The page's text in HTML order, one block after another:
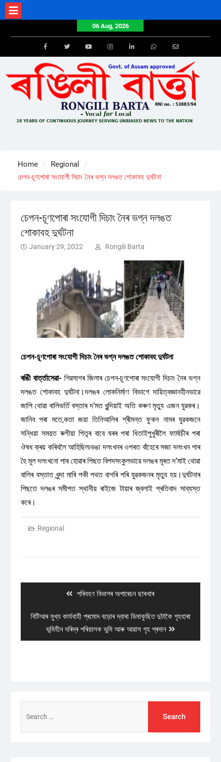
Skip
to
06 Aug, 2026
FacebookTwitterYoutube Email
Home
Regional
চেপন-চূণপোৰা সংযোগী দিচাং নৈৰ ভগ্ন দলঙত শোকাবহ দুৰ্ঘটনা
চেপন-চূণপোৰা সংযোগী দিচাং নৈৰ ভগ্ন দলঙত
শোকাবহ দুৰ্ঘটনা
January 29, 2022 Rongili Barta
চেপন-চূণপোৰা সংযোগী দিচাং নৈৰ ভগ্ন দলঙত শোকাবহ দুৰ্ঘটনা
ৰঙিী বাৰ্ত্তাসেৱা-শিৱসাগৰ জিলাৰ চেপন-চূণপোৰা সংযোগী দিচাং নৈৰ ভগ্ন
দলঙত শোকাবহ দুৰ্ঘটনা।দলঙৰ লোকনিৰ্মাণ বিভাগে দায়িত্বজ্ঞানহীনভাৱে
জাপি থোৱা বালিভৰ্তি বস্তাৰ দ’মত খুন্দিয়াই অতি কৰুণ মৃত্যু এজন যুৱকৰ।
জানিব পৰা মতে,কতা জয়া তিনিআলিৰ শ্ৰীমন্ত ফুকন নামৰ যুৱকজনে
সন্ধিয়া সময়ত ৰুগীয়া পিতৃৰ বাবে ঘৰৰ পৰা ধিতাইপুখুৰীলৈ ফাৰ্মাচীৰ পৰা
ঔষধ ক্ৰয় কৰিবলৈ আহিছিল৷ভঙা দলংখনৰ ওপৰত বাঁহেৰে সজা দলংখন পাৰ
হৈ মূল দলংখনো পাৰ হোৱাৰ পিছত বিপদসংকুলভাৱে দলঙৰ মূৰত দ’মাই থোৱা
বালিৰ বস্তাত খুন্দা মাৰি পকী পথত বাগৰি পৰি যুৱকজনৰ মৃত্যু হয়।দুৰ্ঘটনাৰ
পিছতে দলঙৰ সমীপত স্থানীয় ৰাইজে টায়াৰ জ্বলাই প্ৰতিবাদ সাব্যস্ত
কৰে।
Regional
Previous
পৰিবহণ বিভাগৰ অপাৰেচন ছাৰখাৰ
Next
post:
বিটিআৰ মুখ্য কাৰ্যবাহী প্ৰমোদ বড়োৰ দ্বাৰা ডিমাকুছিত দুটাকৈ গৃহহাৰা
ভূমিহীন দৰিদ্ৰ পৰিয়ালক ভুমি আৰু আৱাস গৃহ প্ৰদান
for: